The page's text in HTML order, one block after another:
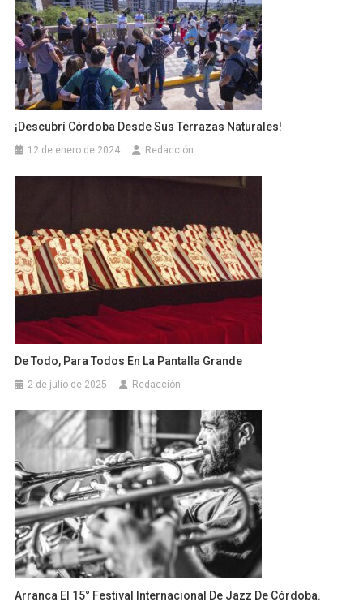
¡Descubrí Córdoba Desde Sus Terrazas Naturales!
12 de enero de 2024 Redacción
De Todo, Para Todos En La Pantalla Grande
2 de julio de 2025 Redacción
Arranca El 15° Festival Internacional De Jazz De Córdoba.